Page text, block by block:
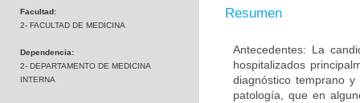
Facultad:
2- FACULTAD DE MEDICINA
Dependencia:
2- DEPARTAMENTO DE MEDICINA
INTERNA
Resumen
Antecedentes: La
hospitalizados
diagnóstico temprano
patología, que en